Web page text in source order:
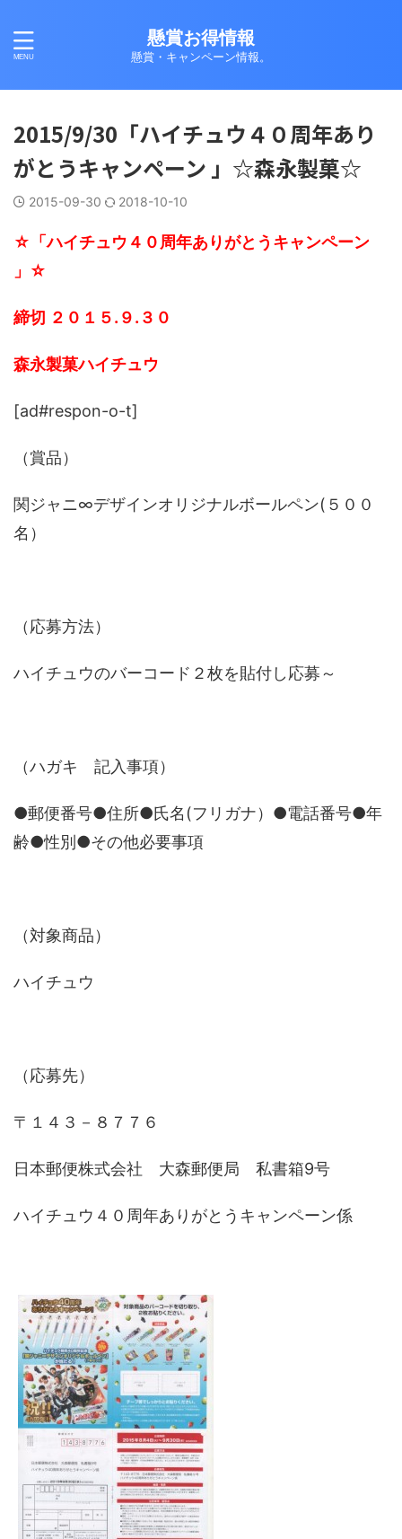
懸賞お得情報
懸賞・キャンペーン情報。
2015/9/30「ハイチュウ４０周年あり
がとうキャンペーン 」☆森永製菓☆
2015-09-30 2018-10-10
☆「ハイチュウ４０周年ありがとうキャンペーン
」☆
締切 ２０１５.９.３０
森永製菓ハイチュウ
[ad#respon-o-t]
（賞品）
関ジャニ∞デザインオリジナルボールペン(５００
名）
（応募方法）
ハイチュウのバーコード２枚を貼付し応募～
（ハガキ 記入事項）
●郵便番号●住所●氏名(フリガナ）●電話番号●年
齢●性別●その他必要事項
（対象商品）
ハイチュウ
（応募先）
〒１４３－８７７６
日本郵便株式会社 大森郵便局 私書箱9号
ハイチュウ４０周年ありがとうキャンペーン係